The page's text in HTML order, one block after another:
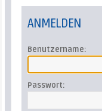
ANMELDEN
Benutzername:
Passwort: